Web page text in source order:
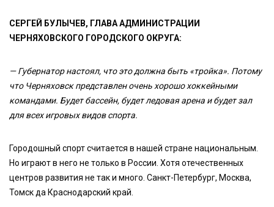
СЕРГЕЙ БУЛЫЧЕВ, ГЛАВА АДМИНИСТРАЦИИ
ЧЕРНЯХОВСКОГО ГОРОДСКОГО ОКРУГА:
— Губернатор настоял, что это должна быть «тройка». Потому
что Черняховск представлен очень хорошо хоккейными
командами. Будет бассейн, будет ледовая арена и будет зал
для всех игровых видов спорта.
Городошный спорт считается в нашей стране национальным.
Но играют в него не только в России. Хотя отечественных
центров развития не так и много. Санкт-Петербург, Москва,
Томск да Краснодарский край.